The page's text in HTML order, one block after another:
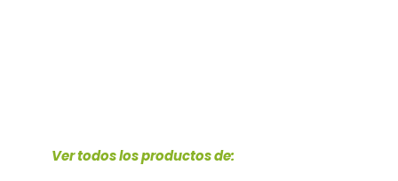
Ver todos los productos de: